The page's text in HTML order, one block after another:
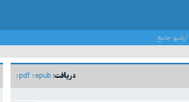
آرشیو جامع
دریافت: epub
pdf